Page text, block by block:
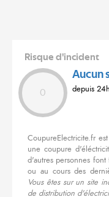
Risque d'incident
0
Aucun
depuis 24h
CoupureElectricite.fr
une coupure
d'autres personnes
ou au cours des
Vous êtes sur un site
de distribution